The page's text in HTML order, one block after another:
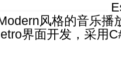
风格的音乐播
界面开发，采用